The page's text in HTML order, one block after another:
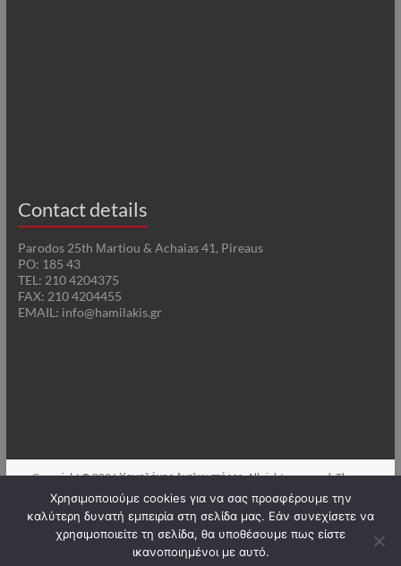
Contact details
Parodos 25th Μartiou & Achaias 41, Pireaus
PO: 185 43
TEL: 210 4204375
FAX: 210 4204455
EMAIL: info@hamilakis.gr
Copyright © 2026Χαμηλάκης Ανελκυστήρες. All rights reserved. Theme
Spaciousby ThemeGrill. Powered by:WordPress.
Ελληνικα(Greek ) English
Χρησιμοποιούμε cookies για να σας προσφέρουμε την
καλύτερη δυνατή εμπειρία στη σελίδα μας. Εάν συνεχίσετε να
χρησιμοποιείτε τη σελίδα, θα υποθέσουμε πως είστε
ικανοποιημένοι με αυτό.